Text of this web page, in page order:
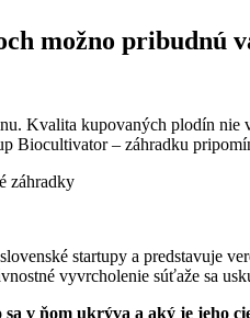
možno pribudnú
Kvalita kupovaných plodín
Biocultivator – záhradku
startupy a predstavuje
vyvrcholenie súťaže sa
v ňom ukrýva a aký je jeho